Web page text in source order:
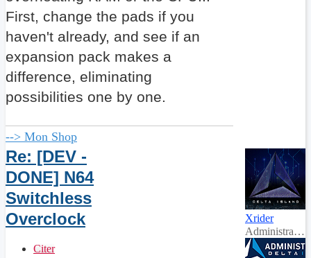
First, change the pads if you
haven't already, and see if an
expansion pack makes a
difference, eliminating
possibilities one by one.
--> Mon Shop
Re: [DEV -
DONE] N64
Switchless
Overclock
Citer
Xrider
Administrateur